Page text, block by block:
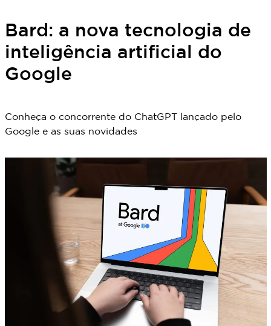
Bard: a nova tecnologia de
inteligência artificial do
Google
Conheça o concorrente do ChatGPT lançado pelo
Google e as suas novidades